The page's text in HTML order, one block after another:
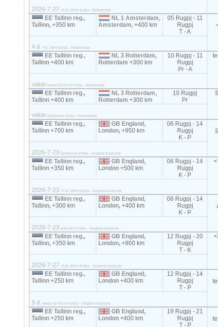
2026-7-27 <3.5t, 35m3 Estija - Nyderlandai
EE Tallinn reg.,
Tallinn,+350 km
NL 1 Amsterdam,
Amsterdam,+400 km
05 Rugpj - 11
Rugpj
T - A
4 d. <2t, 20m3 Estija - Nyderlandai
EE Tallinn reg.,
Tallinn+400 km
NL 3 Rotterdam,
Rotterdam+300 km
10 Rugpj - 11
Rugpj
Pr - A
vakar tentas 82-92 m3 Estija - Nyderlandai
EE Tallinn reg.,
Tallinn+400 km
NL 3 Rotterdam,
Rotterdam+300 km
10 Rugpj
Pr
vakar šaldytuvas Estija - Nyderlandai
EE Tallinn reg.,
Tallinn+700 km
GB England,
London,+950 km
06 Rugpj - 14
Rugpj
K - P
2026-7-23 šaldytuvas Estija - Jungtinė Karalystė
EE Tallinn reg.,
Tallinn+350 km
GB England,
London+500 km
06 Rugpj - 14
Rugpj
K - P
2026-7-23 <7.5t, 50m3 Estija - Jungtinė Karalystė
EE Tallinn reg.,
Tallinn,+300 km
GB England,
London,+400 km
06 Rugpj - 14
Rugpj
K - P
2026-7-23 autovežis Estija - Jungtinė Karalystė
EE Tallinn reg.,
Tallinn,+350 km
GB England,
London,+900 km
12 Rugpj - 20
Rugpj
T - K
2026-7-27 <3.5t, 35m3 Estija - Jungtinė Karalystė
EE Tallinn reg.,
Tallinn+250 km
GB England,
London+400 km
12 Rugpj - 14
Rugpj
T - P
5 d. tentas 82-92 m3 Estija - Jungtinė Karalystė
EE Tallinn reg.,
Tallinn+250 km
GB England,
London+400 km
19 Rugpj - 21
Rugpj
T - P